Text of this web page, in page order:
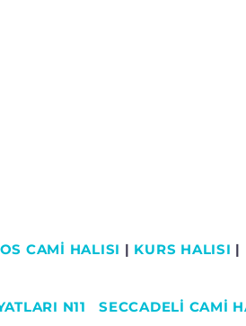
CAMİ HALISI | KURS HALISI |
N11 SECCADELI CAMI